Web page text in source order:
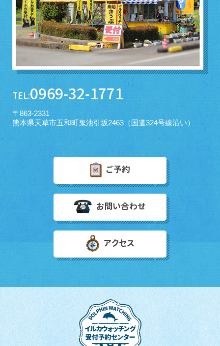
TEL:0969-32-1771
〒863-2331
熊本県天草市五和町鬼池引坂2463（国道324号線沿い）
ご予約
お問い合わせ
アクセス